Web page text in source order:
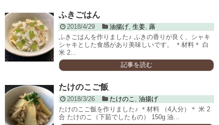
ふきごはん
2018/4/29 油揚げ, 生姜, 蕗
ふきごはんを作りました♪ ふきの香りが良く、シャキ
シャキとした食感があり美味しいです。 ＊材料＊ 白
米 2...
記事を読む
たけのこご飯
2018/3/26 たけのこ , 油揚げ
たけのこご飯を作りました♪ ＊材料 （4人分）＊ 米 2
合 たけのこ（下茹でしたもの） 150g 油...